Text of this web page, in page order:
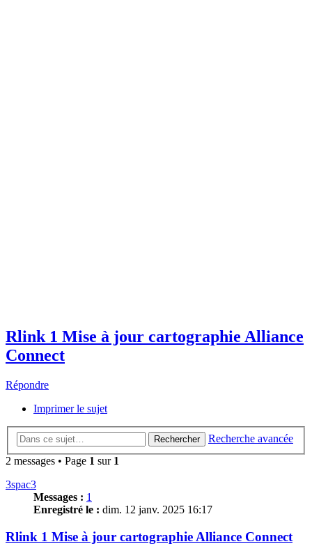
Rlink 1 Mise à jour cartographie Alliance
Connect
Répondre
Imprimer le sujet
Rechercher
Recherche avancée
2 messages • Page 1 sur 1
3spac3
Messages : 1
Enregistré le : dim. 12 janv. 2025 16:17
Rlink 1 Mise à jour cartographie Alliance Connect